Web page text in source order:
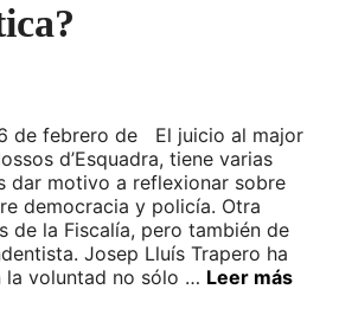
de febrero de El juicio al major
d’Esquadra, tiene varias
dar motivo a reflexionar sobre
democracia y policía. Otra
de la Fiscalía, pero también de
Josep Lluís Trapero ha
la voluntad no sólo … Leer más